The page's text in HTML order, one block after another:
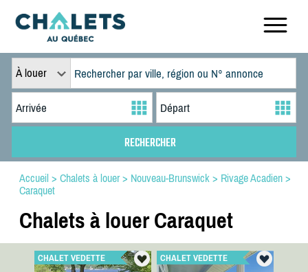
À louer
Accueil > Chalets à louer> Nouveau-Brunswick> Rivage Acadien>
Caraquet
Chalets à louer Caraquet
CHALET VEDETTE CHALET VEDETTE